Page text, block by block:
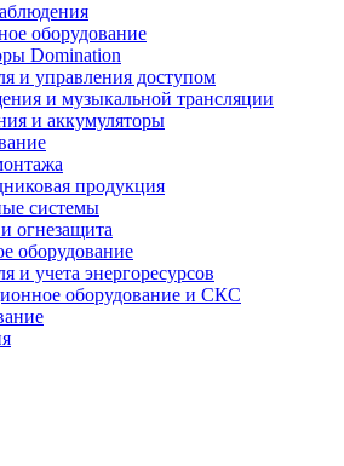
оборудование
Domination
и управления доступом
и музыкальной трансляции
и аккумуляторы
продукция
системы
огнезащита
оборудование
и учета энергоресурсов
оборудование и СКС